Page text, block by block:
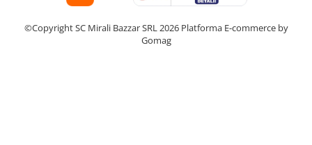
©Copyright SC Mirali Bazzar SRL 2026 Platforma E-commerce by
Gomag